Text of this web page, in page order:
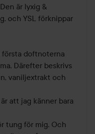
är lyxig &
och YSL förknippar
första doftnoterna
Därefter beskrivs
vaniljextrakt och
att jag känner bara
tung för mig. Och